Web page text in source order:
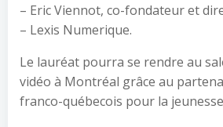
– Eric Viennot, co-fondateur et
– Lexis Numerique.
Le lauréat pourra se rendre au
vidéo à Montréal grâce au
franco-québecois pour la jeunesse